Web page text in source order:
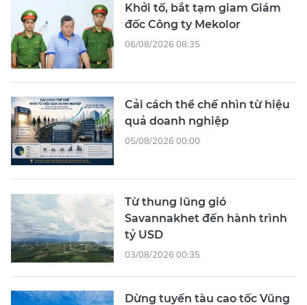
Khởi tố, bắt tạm giam Giám
đốc Công ty Mekolor
06/08/2026 08:35
Cải cách thể chế nhìn từ hiệu
quả doanh nghiệp
05/08/2026 00:00
Từ thung lũng gió
Savannakhet đến hành trình
tỷ USD
03/08/2026 00:35
Dừng tuyến tàu cao tốc Vũng